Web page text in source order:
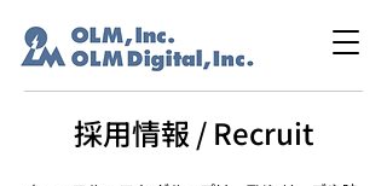
採用情報 / Recruit